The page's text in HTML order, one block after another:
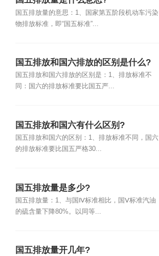
国五排放量的意思：1、国家第五阶段机动车污染
物排放标准，即“国五标准”...
国五排放和国六排放的区别是什么?
国五排放和国六排放的区别是：1、排放标准不
同：国六的排放标准要比国五严...
国五排放和国六有什么区别?
国五排放和国六的区别：1、排放标准不同，国六
的排放标准要比国五严格30...
国五排放量是多少?
国五排放量：1、与国Ⅳ标准相比，国Ⅴ标准汽油
的硫含量下降80%。以同等...
国五排放量开几年?